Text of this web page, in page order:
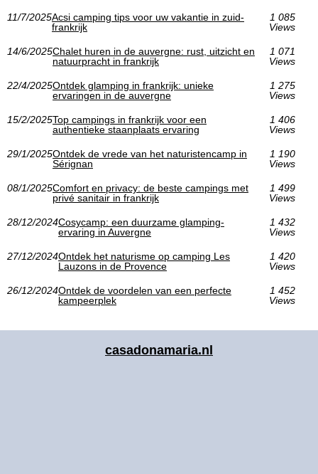
11/7/2025Acsi camping tips voor uw vakantie in zuid-
frankrijk
1 085
Views
14/6/2025Chalet huren in de auvergne: rust, uitzicht en
natuurpracht in frankrijk
1 071
Views
22/4/2025Ontdek glamping in frankrijk: unieke
ervaringen in de auvergne
1 275
Views
15/2/2025Top campings in frankrijk voor een
authentieke staanplaats ervaring
1 406
Views
29/1/2025Ontdek de vrede van het naturistencamp in
Sérignan
1 190
Views
08/1/2025Comfort en privacy: de beste campings met
privé sanitair in frankrijk
1 499
Views
28/12/2024Cosycamp: een duurzame glamping-
ervaring in Auvergne
1 432
Views
27/12/2024Ontdek het naturisme op camping Les
Lauzons in de Provence
1 420
Views
26/12/2024Ontdek de voordelen van een perfecte
kampeerplek
1 452
Views
casadonamaria.nl